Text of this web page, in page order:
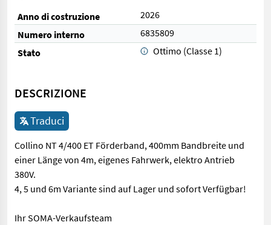
Anno di costruzione
2026
Numero interno
6835809
Stato
Ottimo (Classe 1)
DESCRIZIONE
Traduci
Collino NT 4/400 ET Förderband, 400mm Bandbreite und
einer Länge von 4m, eigenes Fahrwerk, elektro Antrieb
380V.
4, 5 und 6m Variante sind auf Lager und sofort Verfügbar!
Ihr SOMA-Verkaufsteam